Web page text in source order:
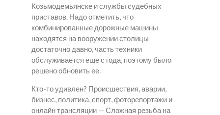
Козьмодемьянске и службы судебных
приставов. Надо отметить, что
комбинированные дорожные машины
находятся на вооружении столицы
достаточно давно, часть техники
обслуживается еще с года, поэтому было
решено обновить ее.
Кто-то удивлен? Происшествия, аварии,
бизнес, политика, спорт, фоторепортажи и
онлайн трансляции — Сложная резьба на